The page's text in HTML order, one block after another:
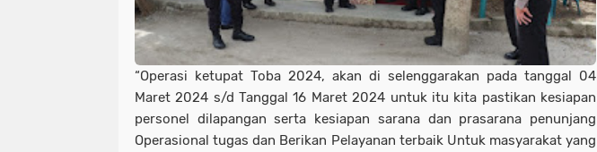
“Operasi ketupat Toba 2024, akan di selenggarakan pada tanggal 04
Maret 2024 s/d Tanggal 16 Maret 2024 untuk itu kita pastikan kesiapan
personel dilapangan serta kesiapan sarana dan prasarana penunjang
Operasional tugas dan Berikan Pelayanan terbaik Untuk masyarakat yang